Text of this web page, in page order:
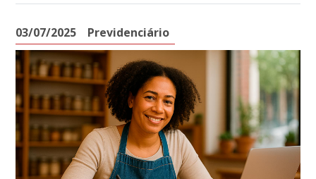
03/07/2025 Previdenciário